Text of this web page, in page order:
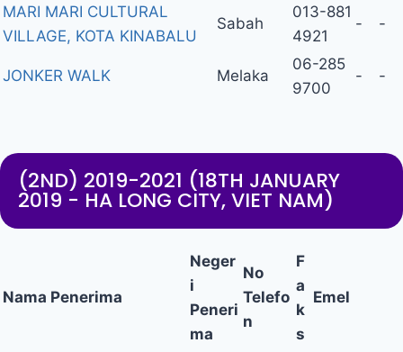
MARI MARI CULTURAL
VILLAGE, KOTA KINABALU
Sabah
013-881
4921
- -
JONKER WALK Melaka
06-285
9700
- -
(2ND) 2019-2021 (18TH JANUARY
2019 - HA LONG CITY, VIET NAM)
Nama Penerima
Neger
i
Peneri
ma
No
Telefo
n
F
a
k
s
Emel